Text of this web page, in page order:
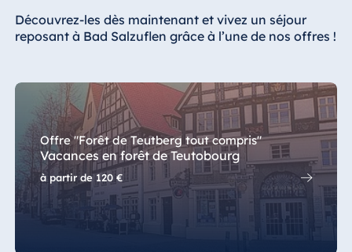
TitiseeHotel
Titisee-Neustadt
Hotel Ulm
Star-Apart Hansa
Hotel Wiesbaden
Hotel Würzburg
Découvrez-les dès maintenant et vivez un séjour
reposant à Bad Salzuflen grâce à l’une de nos offres !
Offre "Forêt de Teutberg tout compris"
Vacances en forêt de Teutobourg
à partir de120 €